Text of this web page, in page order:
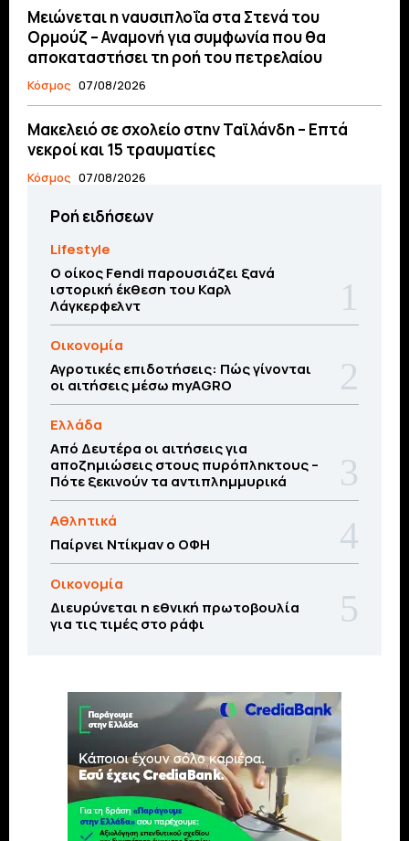
Μειώνεται η ναυσιπλοΐα στα Στενά του
Ορμούζ – Αναμονή για συμφωνία που θα
αποκαταστήσει τη ροή του πετρελαίου
Κόσμος 07/08/2026
Μακελειό σε σχολείο στην Ταϊλάνδη – Επτά
νεκροί και 15 τραυματίες
Κόσμος 07/08/2026
Ροή ειδήσεων
Lifestyle
Ο οίκος Fendi παρουσιάζει ξανά
ιστορική έκθεση του Καρλ
Λάγκερφελντ
Οικονομία
Αγροτικές επιδοτήσεις: Πώς γίνονται
οι αιτήσεις μέσω myAGRO
Ελλάδα
Από Δευτέρα οι αιτήσεις για
αποζημιώσεις στους πυρόπληκτους –
Πότε ξεκινούν τα αντιπλημμυρικά
Αθλητικά
Παίρνει Ντίκμαν ο ΟΦΗ
Οικονομία
Διευρύνεται η εθνική πρωτοβουλία
για τις τιμές στο ράφι